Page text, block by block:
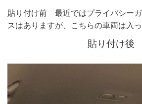
貼り付け前 最近ではプライバシー
スはありますが、こちらの車両は入
貼り付け後